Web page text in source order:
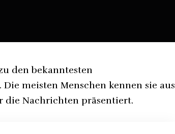
den bekanntesten
meisten Menschen kennen sie aus
die Nachrichten präsentiert.